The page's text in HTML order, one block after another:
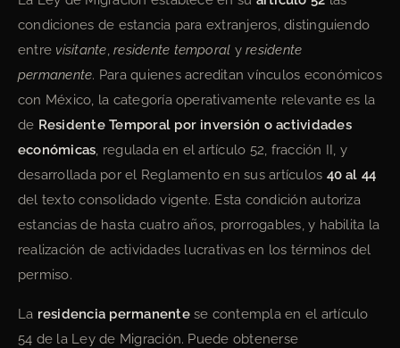
condiciones de estancia para extranjeros, distinguiendo
entre visitante,residente temporal yresidente
permanente. Para quienes acreditan vínculos económicos
con México, la categoría operativamente relevante es la
de Residente Temporal por inversión o actividades
económicas, regulada en el artículo 52, fracción II, y
desarrollada por el Reglamento en sus artículos 40 al 44
del texto consolidado vigente. Esta condición autoriza
estancias de hasta cuatro años, prorrogables, y habilita la
realización de actividades lucrativas en los términos del
permiso.
La residencia permanentese contempla en el artículo
54 de la Ley de Migración. Puede obtenerse